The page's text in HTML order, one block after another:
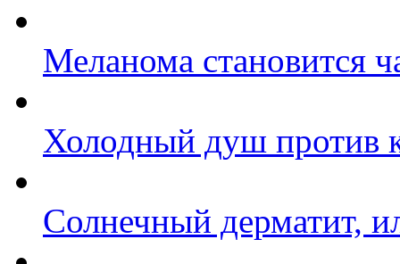
Меланома становится
Холодный душ против
Солнечный дерматит,